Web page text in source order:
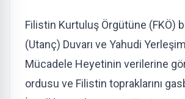
Filistin Kurtuluş Örgütüne (FKÖ)
(Utanç) Duvarı ve Yahudi
Mücadele Heyetinin verilerine
ordusu ve Filistin topraklarını